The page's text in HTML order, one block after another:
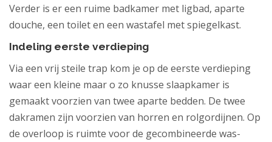
Verder is er een ruime badkamer met ligbad, aparte
douche, een toilet en een wastafel met spiegelkast.
Indeling eerste verdieping
Via een vrij steile trap kom je op de eerste verdieping
waar een kleine maar o zo knusse slaapkamer is
gemaakt voorzien van twee aparte bedden. De twee
dakramen zijn voorzien van horren en rolgordijnen. Op
de overloop is ruimte voor de gecombineerde was-